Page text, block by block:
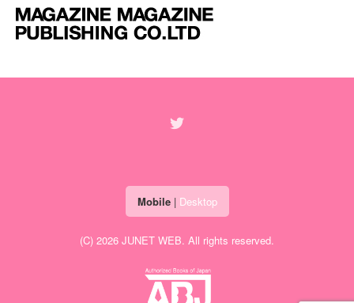
Mobile| Desktop
(C) 2026 JUNET WEB. All rights reserved.